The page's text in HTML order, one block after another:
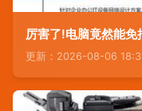
厉害了!电脑竟然能免
更新：2026-08-06